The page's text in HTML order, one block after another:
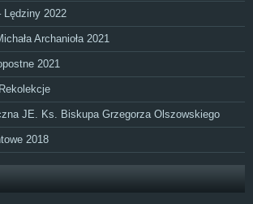
Lędziny 2022
Archanioła 2021
2021
JE. Ks. Biskupa Grzegorza Olszowskiego
2018